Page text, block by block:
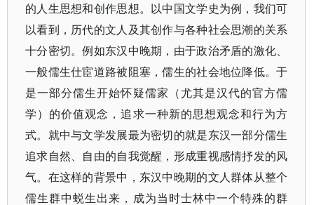
的人生思想和创作思想。以中国文学史为例，我们可
以看到，历代的文人及其创作与各种社会思潮的关系
十分密切。例如东汉中晚期，由于政治矛盾的激化、
一般儒生仕宦道路被阻塞，儒生的社会地位降低。于
是一部分儒生开始怀疑儒家（尤其是汉代的官方儒
学）的价值观念，追求一种新的思想观念和行为方
式。就中与文学发展最为密切的就是东汉一部分儒生
追求自然、自由的自我觉醒，形成重视感情抒发的风
气。在这样的背景中，东汉中晚期的文人群体从整个
儒生群中蜕生出来，成为当时士林中一个特殊的群